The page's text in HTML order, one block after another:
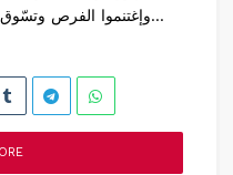
COPONAT وإغتنموا الفرص وتسّوق بإحتراف على موقع...